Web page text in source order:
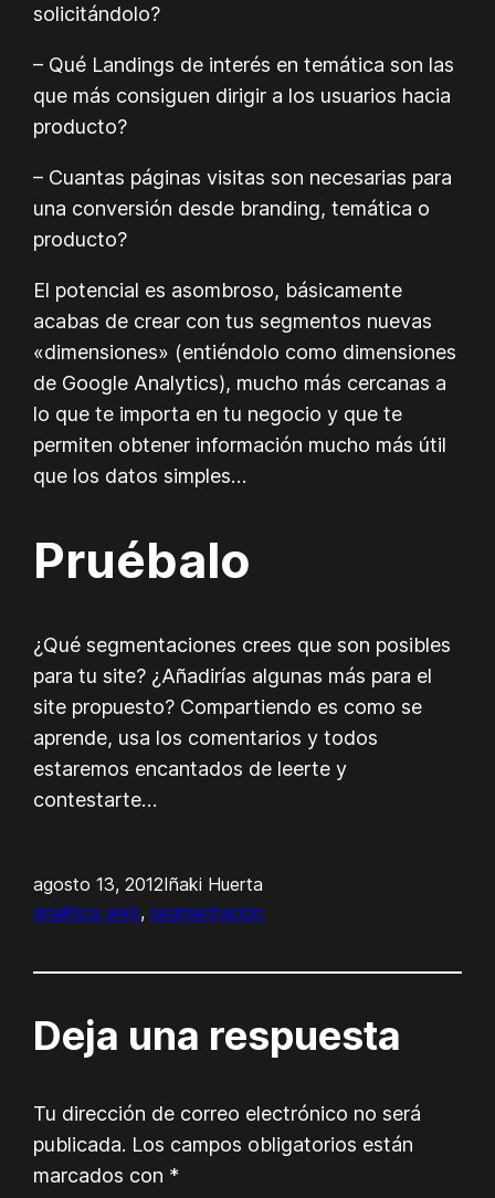
solicitándolo?
– Qué Landings de interés en temática son las
que más consiguen dirigir a los usuarios hacia
producto?
– Cuantas páginas visitas son necesarias para
una conversión desde branding, temática o
producto?
El potencial es asombroso, básicamente
acabas de crear con tus segmentos nuevas
«dimensiones» (entiéndolo como dimensiones
de Google Analytics), mucho más cercanas a
lo que te importa en tu negocio y que te
permiten obtener información mucho más útil
que los datos simples…
Pruébalo
¿Qué segmentaciones crees que son posibles
para tu site? ¿Añadirías algunas más para el
site propuesto? Compartiendo es como se
aprende, usa los comentarios y todos
estaremos encantados de leerte y
contestarte…
agosto 13, 2012Iñaki Huerta
analitica web, segmentacion
Deja una respuesta
Tu dirección de correo electrónico no será
publicada. Los campos obligatorios están
marcados con *